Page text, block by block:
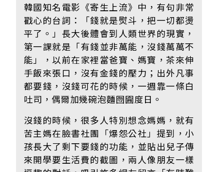
韓國知名電影《寄生上流》中，有句非常
戳心的台詞：「錢就是熨斗，把一切都燙
平了。」長大後體會到人類世界的現實，
第一課就是「有錢並非萬能，沒錢萬萬不
能」，以前在家裡當爸寶、媽寶，茶來伸
手飯來張口，沒有金錢的壓力；出外凡事
都要錢，沒錢可花的時候，一週靠一條白
吐司，偶爾加幾碗泡麵囫圇度日。
沒錢的時候，很多人特別想念媽媽，就有
苦主媽在臉書社團「爆怨公社」提到，小
孩長大了剩下要錢的功能，並貼出兒子傳
來開學要生活費的截圖，兩人像朋友一樣